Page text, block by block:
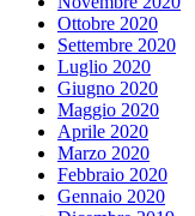
Ottobre 2020
Settembre 2020
Luglio 2020
Giugno 2020
Maggio 2020
Aprile 2020
Marzo 2020
Febbraio 2020
Gennaio 2020